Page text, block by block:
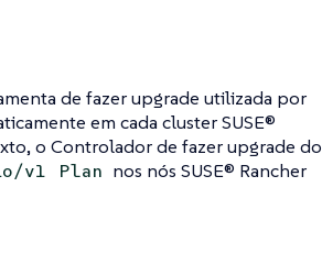
de fazer upgrade utilizada por
em cada cluster SUSE®
o Controlador de fazer upgrade do
v1 Plan nos nós SUSE® Rancher